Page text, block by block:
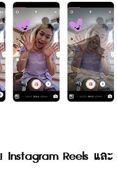
Instagram Reels และ